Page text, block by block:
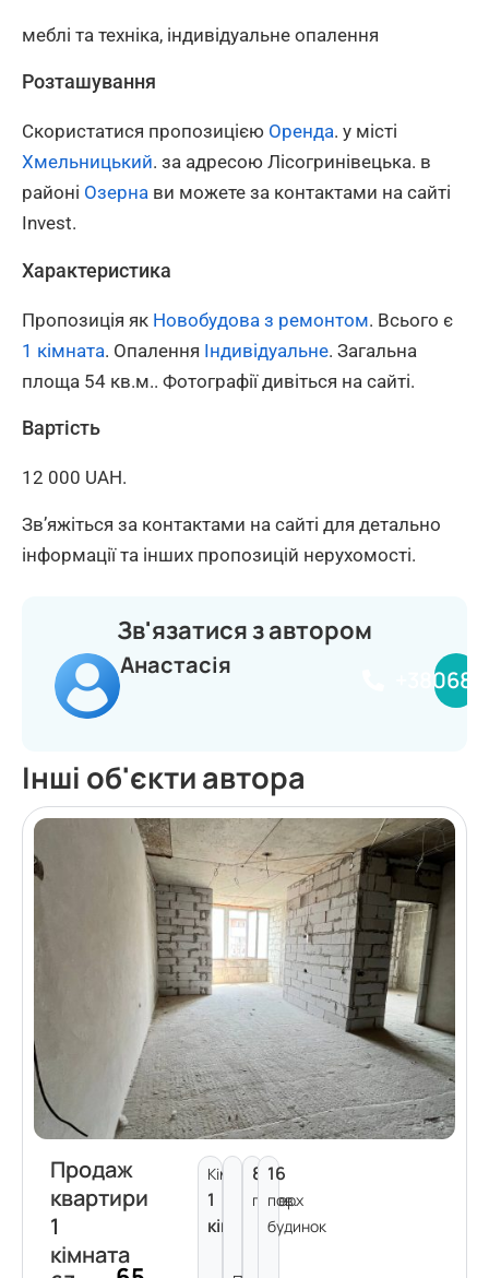
меблі та техніка, індивідуальне опалення
Розташування
Скористатися пропозицією Оренда. у місті
Хмельницький. за адресою Лісогринівецька. в
районі Озерна ви можете за контактами на сайті
Invest.
Характеристика
Пропозиція як Новобудова з ремонтом. Всього є
1 кімната. Опалення Індивідуальне. Загальна
площа 54 кв.м.. Фотографії дивіться на сайті.
Вартість
12 000 UAH.
Зв’яжіться за контактами на сайті для детально
інформації та інших пропозицій нерухомості.
Зв'язатися з автором
Анастасія
Інші об'єкти автора
Продаж
квартири
1
кімната
Кімнат:
1
кімната
8
поверх
16
пов.
будинок